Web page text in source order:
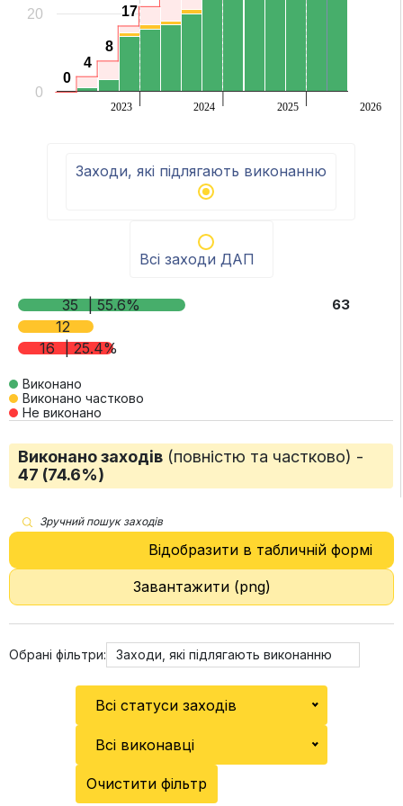
0
0
4
4
8
8
17
17
2023 2024 2025 2026
0
20
Заходи, які підлягають виконанню
Всі заходи ДАП
35
| 55.6%
12
16
| 25.4%
63
Виконано
Виконано частково
Не виконано
Виконано заходів (повністю та частково) -
47 (74.6%)
Зручний пошук заходів
Відобразити в табличній формі
Завантажити (png)
Обрані фільтри: Заходи, які підлягають виконанню
Всі статуси заходів
Всі виконавці
Очистити фільтр